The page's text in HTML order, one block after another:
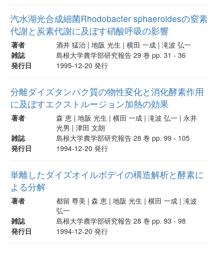
汽水湖光合成細菌Rhodobacter sphaeroidesの窒素
代謝と炭素代謝に及ぼす硝酸呼吸の影響
著者
酒井 猛治 | 地阪 光生 | 横田 一成 | 滝波 弘一
雑誌
島根大学農学部研究報告 29 巻 pp. 31 - 36
発行日
1995-12-20 発行
分離ダイズタンパク質の物性変化と消化酵素作用
に及ぼすエクストルージョン加熱の効果
著者
森 恵 | 地阪 光生 | 横田 一成 | 滝波 弘一 | 永井
光男 | 津田 文朗
雑誌
島根大学農学部研究報告 28 巻 pp. 99 - 105
発行日
1994-12-20 発行
単離したダイズオイルボデイの構造解析と酵素に
よる分解
著者
都留 尊美 | 森 恵 | 地阪 光生 | 横田 一成 | 滝波
弘一
雑誌
島根大学農学部研究報告 28 巻 pp. 93 - 98
発行日
1994-12-20 発行